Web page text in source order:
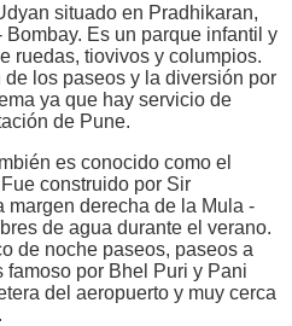
situado en Pradhikaran,
Es un parque infantil y
ruedas, tiovivos y columpios.
los paseos y la diversión por
ya que hay servicio de
de Pune.
es conocido como el
construido por Sir
derecha de la Mula -
de agua durante el verano.
de noche paseos, paseos a
por Bhel Puri y Pani
del aeropuerto y muy cerca